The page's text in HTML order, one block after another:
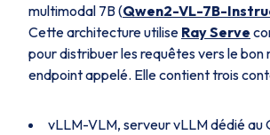
multimodal 7B (Qwen2-VL-7B-
Cette architecture utilise Ray Serve
pour distribuer les requêtes vers le bon
endpoint appelé. Elle contient trois
vLLM-VLM, serveur vLLM dédié au